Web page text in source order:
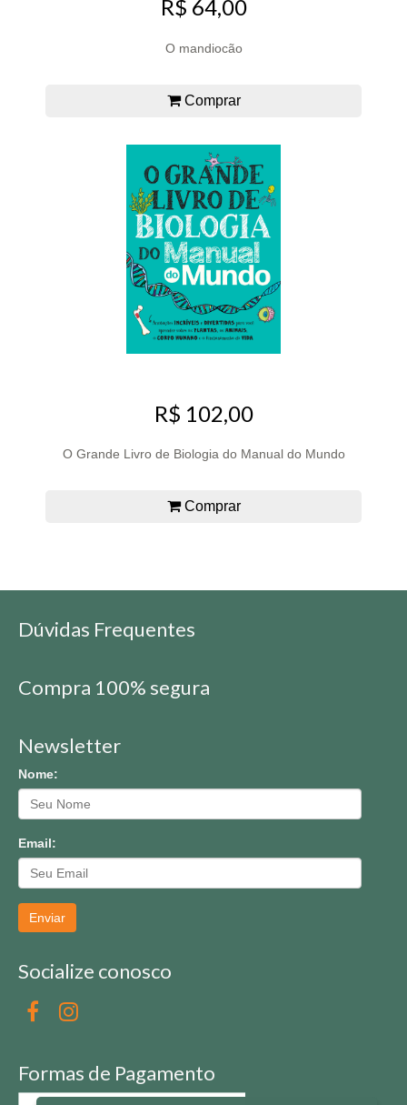
R$ 64,00
O mandiocão
Comprar
R$ 102,00
O Grande Livro de Biologia do Manual do Mundo
Comprar
Dúvidas Frequentes
Compra 100% segura
Newsletter
Nome:
Email:
Enviar
Socialize conosco
Formas de Pagamento